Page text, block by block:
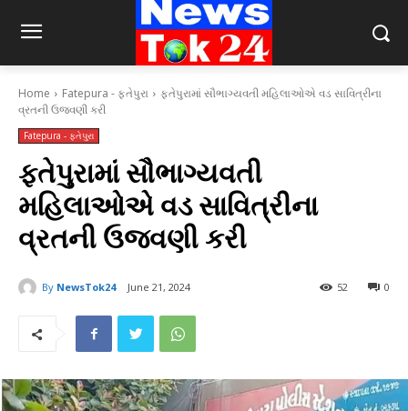
Home Fatepura - ફતેપુરા
ફતેપુરામાં સૌભાગ્યવતી મહિલાઓએ વડ સાવિત્રીના
વ્રતની ઉજવણી કરી
Fatepura - ફતેપુરા
ફતેપુરામાં સૌભાગ્યવતી
મહિલાઓએ વડ સાવિત્રીના
વ્રતની ઉજવણી કરી
By NewsTok24 June 21, 2024 0
52